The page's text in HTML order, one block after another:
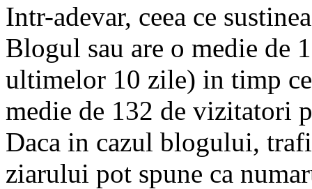
Intr-adevar, ceea ce
Blogul sau are o medie de
ultimelor 10 zile) in timp
medie de 132 de vizitatori
Daca in cazul blogului,
ziarului pot spune ca